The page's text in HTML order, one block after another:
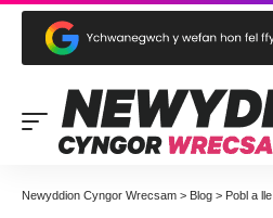
Newyddion Cyngor Wrecsam > Blog > Pobl a lle